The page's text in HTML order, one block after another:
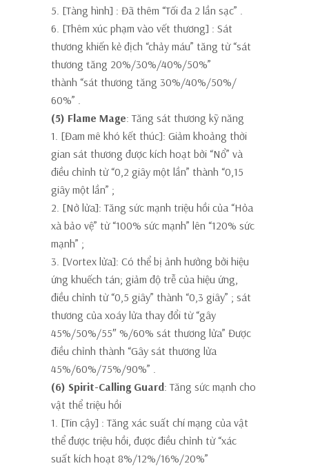
5. [Tàng hình] : Đã thêm “Tối đa 2 lần sạc”
6. [Thêm xúc phạm vào vết thương] : Sát
thương khiến kẻ địch “chảy máu” tăng từ “sát
thương tăng 20%/30%/40%/50%”
thành “sát thương tăng 30%/40%/50%/
60%”
(5) Flame Mage: Tăng sát thương kỹ năng
1. [Đam mê khó kết thúc]: Giảm khoảng thời
gian sát thương được kích hoạt bởi “Nổ” và
điều chỉnh từ “0,2 giây một lần” thành “0,15
giây một lần” ;
2. [Nở lửa]: Tăng sức mạnh triệu hồi của “Hỏa
xà bảo vệ” từ “100% sức mạnh” lên “120% sức
mạnh” ;
3. [Vortex lửa]: Có thể bị ảnh hưởng bởi hiệu
ứng khuếch tán; giảm độ trễ của hiệu ứng,
điều chỉnh từ “0,5 giây” thành “0,3 giây” ; sát
thương của xoáy lửa thay đổi từ “gây
45%/50%/55″ %/60% sát thương lửa” Được
điều chỉnh thành “Gây sát thương lửa
45%/60%/75%/90%”
(6) Spirit-Calling Guard: Tăng sức mạnh cho
vật thể triệu hồi
1. [Tin cậy] : Tăng xác suất chí mạng của vật
thể được triệu hồi, được điều chỉnh từ “xác
suất kích hoạt 8%/12%/16%/20%”